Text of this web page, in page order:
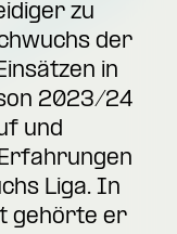
zu
der
in
2023/24
und
Liga. In
gehörte er